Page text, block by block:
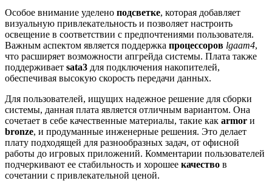
Особое внимание уделено подсветке, которая добавляет
визуальную привлекательность и позволяет настроить
освещение в соответствии с предпочтениями пользователя.
Важным аспектом является поддержка процессоров lgaam4,
что расширяет возможности апгрейда системы. Плата также
поддерживает sata3 для подключения накопителей,
обеспечивая высокую скорость передачи данных.
Для пользователей, ищущих надежное решение для сборки
системы, данная плата является отличным вариантом. Она
сочетает в себе качественные материалы, такие как armor и
bronze, и продуманные инженерные решения. Это делает
плату подходящей для разнообразных задач, от офисной
работы до игровых приложений. Комментарии пользователей
подчеркивают ее стабильность и хорошее качество в
сочетании с привлекательной ценой.